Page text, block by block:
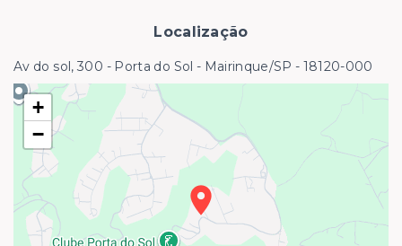
Localização
Av do sol, 300 - Porta do Sol - Mairinque/SP - 18120-000
+
−